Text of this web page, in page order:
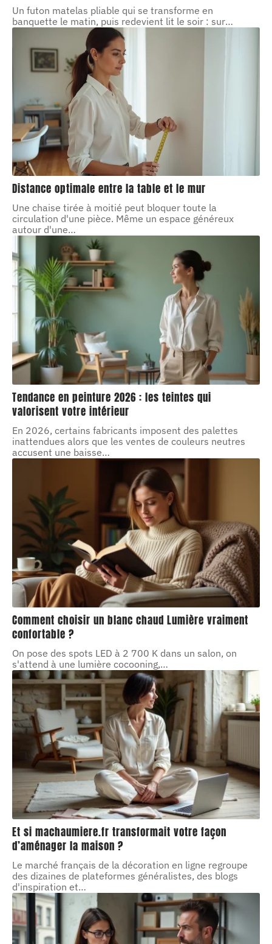
Un futon matelas pliable qui se transforme en
banquette le matin, puis redevient lit le soir : sur…
Distance optimale entre la table et le mur
Une chaise tirée à moitié peut bloquer toute la
circulation d'une pièce. Même un espace généreux
autour d'une…
Tendance en peinture 2026 : les teintes qui
valorisent votre intérieur
En 2026, certains fabricants imposent des palettes
inattendues alors que les ventes de couleurs neutres
accusent une baisse…
Comment choisir un blanc chaud Lumière vraiment
confortable ?
On pose des spots LED à 2 700 K dans un salon, on
s'attend à une lumière cocooning,…
Et si machaumiere.fr transformait votre façon
d’aménager la maison ?
Le marché français de la décoration en ligne regroupe
des dizaines de plateformes généralistes, des blogs
d'inspiration et…